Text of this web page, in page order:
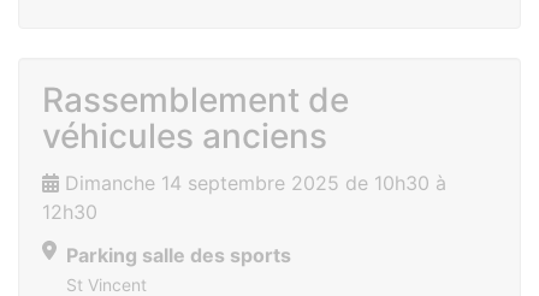
Rassemblement de
véhicules anciens
Dimanche 14 septembre 2025 de 10h30 à
12h30
Parking salle des sports
St Vincent